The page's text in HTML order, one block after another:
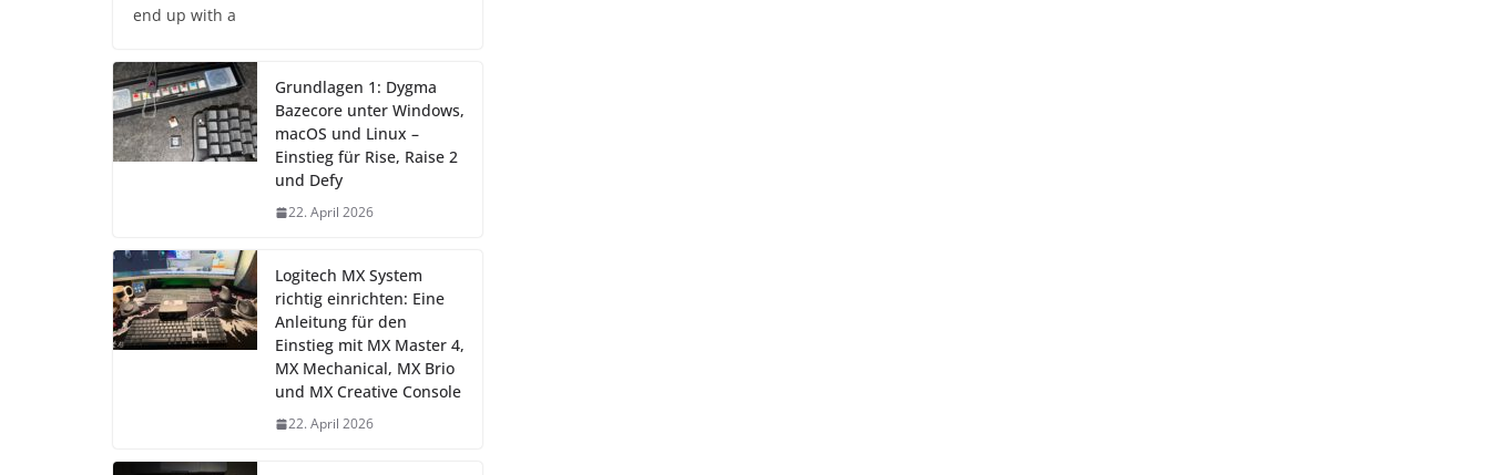
end up with a
Grundlagen 1: Dygma
Bazecore unter Windows,
macOS und Linux –
Einstieg für Rise, Raise 2
und Defy
22. April 2026
Logitech MX System
richtig einrichten: Eine
Anleitung für den
Einstieg mit MX Master 4,
MX Mechanical, MX Brio
und MX Creative Console
22. April 2026